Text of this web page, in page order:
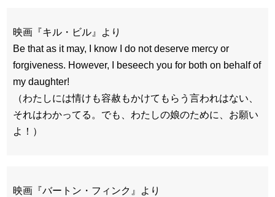
映画『キル・ビル』より
Be that as it may, I know I do not deserve mercy or
forgiveness. However, I beseech you for both on behalf of
my daughter!
（わたしには情けも容赦もかけてもらう言われはない、
それはわかってる。でも、わたしの娘のために、お願い
よ！）
映画『バートン・フィンク』より